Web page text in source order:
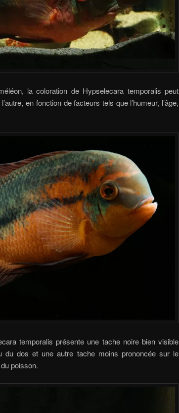
la coloration de Hypselecara temporalis peut
en fonction de facteurs tels que l’humeur, l’âge,
temporalis présente une tache noire bien visible
du dos et une autre tache moins prononcée sur le
poisson.